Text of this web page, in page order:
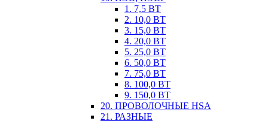
1. 7,5 ВТ
2. 10,0 ВТ
3. 15,0 ВТ
4. 20,0 ВТ
5. 25,0 ВТ
6. 50,0 ВТ
7. 75,0 ВТ
8. 100,0 ВТ
9. 150,0 ВТ
20. ПРОВОЛОЧНЫЕ HSA
21. РАЗНЫЕ